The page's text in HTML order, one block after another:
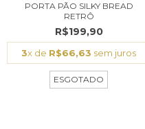
PORTA PÃO SILKY BREAD
RETRÔ
R$199,90
3x de R$66,63 sem juros
ESGOTADO